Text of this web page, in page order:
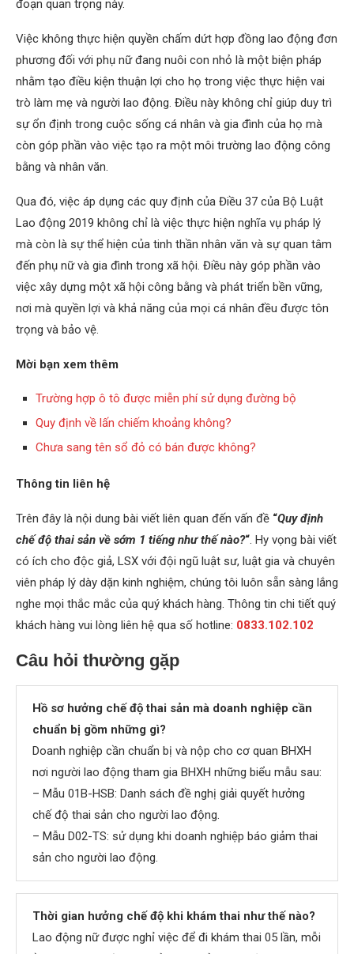
đoạn quan trọng này.
Việc không thực hiện quyền chấm dứt hợp đồng lao động đơn
phương đối với phụ nữ đang nuôi con nhỏ là một biện pháp
nhằm tạo điều kiện thuận lợi cho họ trong việc thực hiện vai
trò làm mẹ và người lao động. Điều này không chỉ giúp duy trì
sự ổn định trong cuộc sống cá nhân và gia đình của họ mà
còn góp phần vào việc tạo ra một môi trường lao động công
bằng và nhân văn.
Qua đó, việc áp dụng các quy định của Điều 37 của Bộ Luật
Lao động 2019 không chỉ là việc thực hiện nghĩa vụ pháp lý
mà còn là sự thể hiện của tinh thần nhân văn và sự quan tâm
đến phụ nữ và gia đình trong xã hội. Điều này góp phần vào
việc xây dựng một xã hội công bằng và phát triển bền vững,
nơi mà quyền lợi và khả năng của mọi cá nhân đều được tôn
trọng và bảo vệ.
Mời bạn xem thêm
Trường hợp ô tô được miễn phí sử dụng đường bộ
Quy định về lấn chiếm khoảng không?
Chưa sang tên sổ đỏ có bán được không?
Thông tin liên hệ
Trên đây là nội dung bài viết liên quan đến vấn đề “Quy định
chế độ thai sản về sớm 1 tiếng như thế nào?“. Hy vọng bài viết
có ích cho độc giả, LSX với đội ngũ luật sư, luật gia và chuyên
viên pháp lý dày dặn kinh nghiệm, chúng tôi luôn sẵn sàng lắng
nghe mọi thắc mắc của quý khách hàng. Thông tin chi tiết quý
khách hàng vui lòng liên hệ qua số hotline: 0833.102.102
Câu hỏi thường gặp
Hồ sơ hưởng chế độ thai sản mà doanh nghiệp cần
chuẩn bị gồm những gì?
Doanh nghiệp cần chuẩn bị và nộp cho cơ quan BHXH
nơi người lao động tham gia BHXH những biểu mẫu sau:
– Mẫu 01B-HSB: Danh sách đề nghị giải quyết hưởng
chế độ thai sản cho người lao động.
– Mẫu D02-TS: sử dụng khi doanh nghiệp báo giảm thai
sản cho người lao động.
Thời gian hưởng chế độ khi khám thai như thế nào?
Lao động nữ được nghỉ việc để đi khám thai 05 lần, mỗi